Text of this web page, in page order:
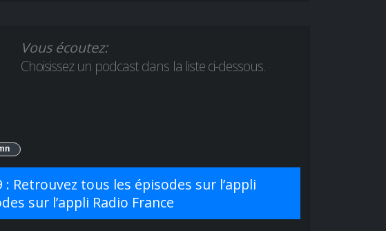
Vous écoutez:
Choisissez un podcast dans la liste ci-dessous.
Retrouvez tous les épisodes sur l’appli
sur l’appli Radio France